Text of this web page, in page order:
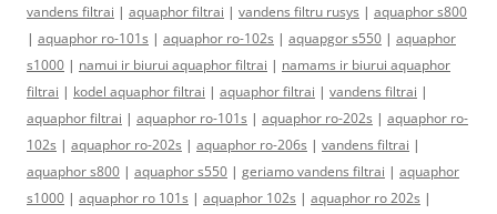
vandens filtrai | aquaphor filtrai | vandens filtru rusys | aquaphor s800
| aquaphor ro-101s | aquaphor ro-102s | aquapgor s550 | aquaphor
s1000 | namui ir biurui aquaphor filtrai | namams ir biurui aquaphor
filtrai | kodel aquaphor filtrai | aquaphor filtrai | vandens filtrai |
aquaphor filtrai | aquaphor ro-101s | aquaphor ro-202s | aquaphor ro-
102s | aquaphor ro-202s | aquaphor ro-206s | vandens filtrai |
aquaphor s800 | aquaphor s550 | geriamo vandens filtrai | aquaphor
s1000 | aquaphor ro 101s | aquaphor 102s | aquaphor ro 202s |